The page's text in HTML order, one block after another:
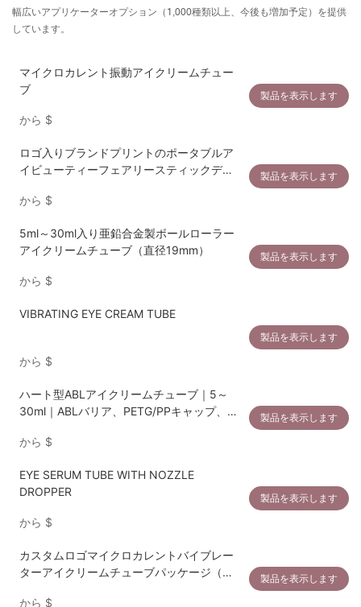
幅広いアプリケーターオプション（1,000種類以上、今後も増加予定）を提供
しています。
マイクロカレント振動アイクリームチュー
ブ
から $
製品を表示します
ロゴ入りブランドプリントのポータブルア
イビューティーフェアリースティックデバ
から $
製品を表示します
5ml～30ml入り亜鉛合金製ボールローラー
アイクリームチューブ（直径19mm）
から $
製品を表示します
VIBRATING EYE CREAM TUBE
から $
製品を表示します
ハート型ABLアイクリームチューブ｜5～
30ml｜ABLバリア、PETG/PPキャップ、亜
から $
製品を表示します
EYE SERUM TUBE WITH NOZZLE
DROPPER
から $
製品を表示します
カスタムロゴマイクロカレントバイブレー
ターアイクリームチューブパッケージ（加
から $
製品を表示します